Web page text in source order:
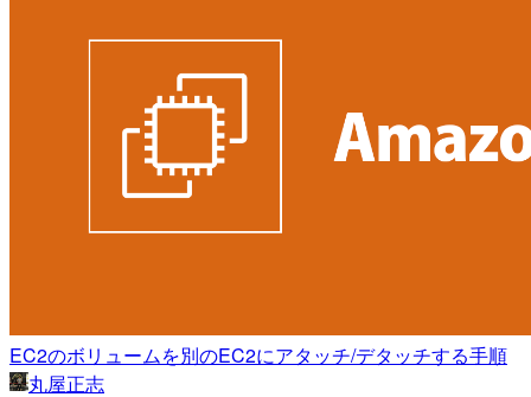
EC2のボリュームを別のEC2にアタッチ/デタッチする手順
丸屋正志